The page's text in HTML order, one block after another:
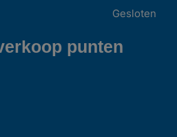
Gesloten
punten